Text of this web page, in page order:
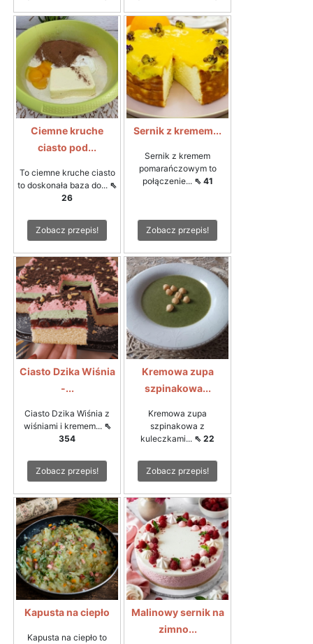
Ciemne kruche
ciasto pod...
To ciemne kruche ciasto
to doskonała baza do... ⇖
26
Zobacz przepis!
Sernik z kremem...
Sernik z kremem
pomarańczowym to
połączenie... ⇖ 41
Zobacz przepis!
Ciasto Dzika Wiśnia
-...
Ciasto Dzika Wiśnia z
wiśniami i kremem... ⇖
354
Zobacz przepis!
Kremowa zupa
szpinakowa...
Kremowa zupa
szpinakowa z
kuleczkami... ⇖ 22
Zobacz przepis!
Kapusta na ciepło
Kapusta na ciepło to
Malinowy sernik na
zimno...